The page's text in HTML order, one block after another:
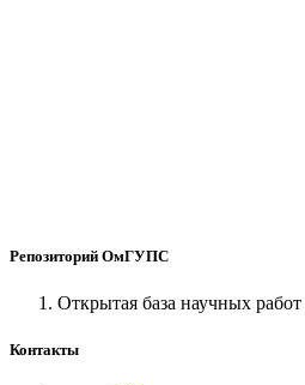
Репозиторий ОмГУПС
Открытая база научных
Контакты